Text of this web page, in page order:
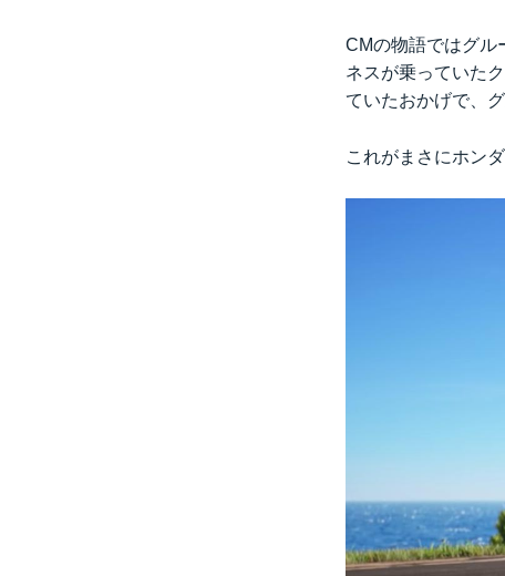
CMの物語ではグル
ネスが乗っていた
ていたおかげで、
これがまさにホン